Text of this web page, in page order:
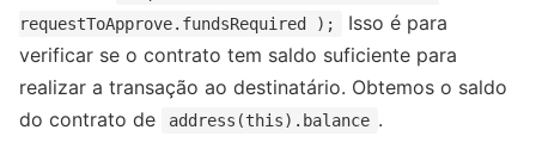
requestToApprove.fundsRequired );
Isso é para
verificar se o contrato tem saldo suficiente para
realizar a transação ao destinatário. Obtemos o saldo
do contrato de
address(this).balance .